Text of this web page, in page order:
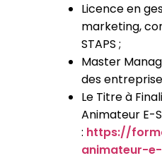
Licence en
marketing,
STAPS ;
Master
des
Le Titre à
Animateur E-
: https://
animateur-